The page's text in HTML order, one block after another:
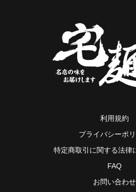
利用規約
プライバシーポ
特定商取引に関する法律
FAQ
お問い合わせ